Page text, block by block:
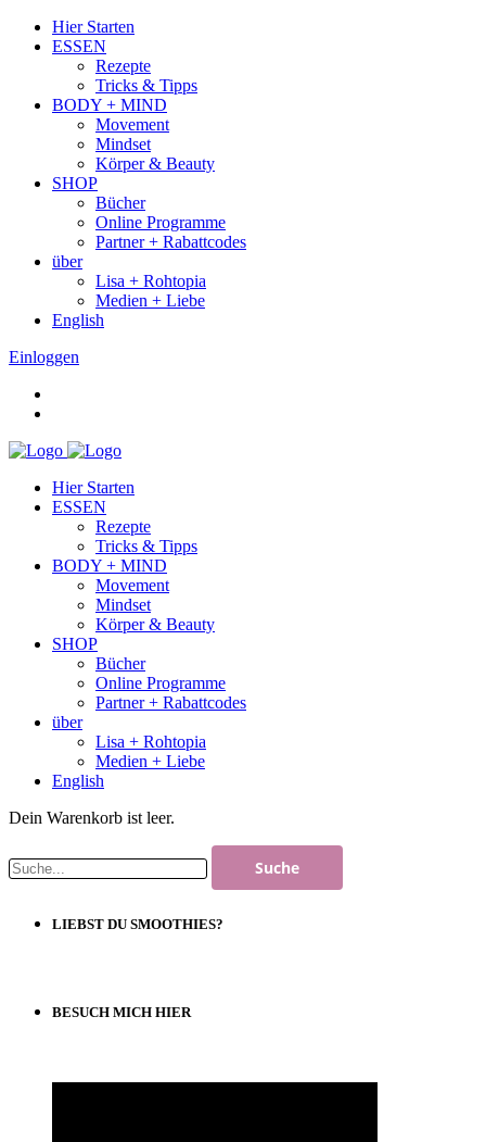
Hier Starten
ESSEN
Rezepte
Tricks & Tipps
BODY + MIND
Movement
Mindset
Körper & Beauty
SHOP
Bücher
Online Programme
Partner + Rabattcodes
über
Lisa + Rohtopia
Medien + Liebe
English
Einloggen
Hier Starten
ESSEN
Rezepte
Tricks & Tipps
BODY + MIND
Movement
Mindset
Körper & Beauty
SHOP
Bücher
Online Programme
Partner + Rabattcodes
über
Lisa + Rohtopia
Medien + Liebe
English
Dein Warenkorb ist leer.
LIEBST DU SMOOTHIES?
BESUCH MICH HIER